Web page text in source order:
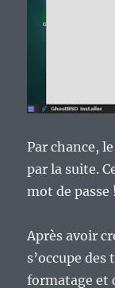
Par chance,
par la suite.
mot de passe !
Après avoir
s’occupe
formatage et